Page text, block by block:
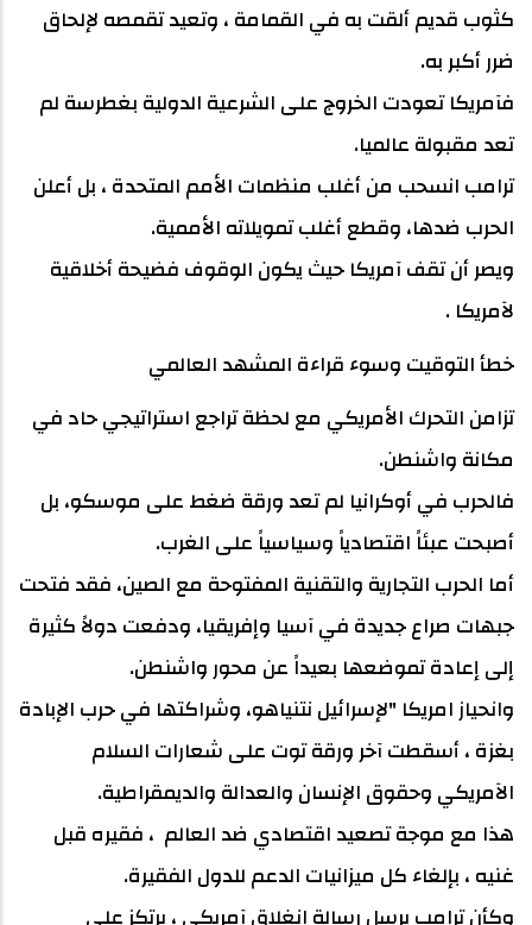
كثوب قديم ألقت به في القمامة ، وتعيد تقمصه لإلحاق
ضرر أكبر به.
فآمريكا تعودت الخروج على الشرعية الدولية بغطرسة لم
تعد مقبولة عالميا.
ترامب انسحب من أغلب منظمات الأمم المتحدة ، بل أعلن
الحرب ضدها، وقطع أغلب تمويلاته الأممية.
ويصر أن تقف آمريكا حيث يكون الوقوف فضيحة أخلاقية
لآمريكا .
خطأ التوقيت وسوء قراءة المشهد العالمي
تزامن التحرك الأمريكي مع لحظة تراجع استراتيجي حاد في
مكانة واشنطن.
فالحرب في أوكرانيا لم تعد ورقة ضغط على موسكو، بل
أصبحت عبئاً اقتصادياً وسياسياً على الغرب.
أما الحرب التجارية والتقنية المفتوحة مع الصين، فقد فتحت
جبهات صراع جديدة في آسيا وإفريقيا، ودفعت دولاً كثيرة
إلى إعادة تموضعها بعيداً عن محور واشنطن.
وانحياز امريكا "لإسرائيل نتنياهو، وشراكتها في حرب الإبادة
بغزة ، أسقطت آخر ورقة توت على شعارات السلام
الآمريكي وحقوق الإنسان والعدالة والديمقراطية.
هذا مع موجة تصعيد اقتصادي ضد العالم ، فقيره قبل
غنيه ، بإلغاء كل ميزانيات الدعم للدول الفقيرة.
وكأن ترامب يرسل رسالة انغلاق آمريكي ، يرتكز على